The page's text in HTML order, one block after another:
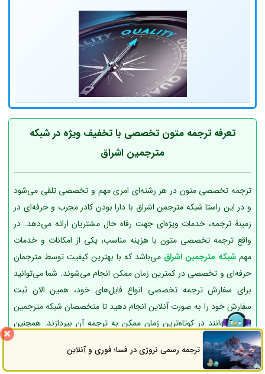
تعرفه ترجمه متون تخصصی با تخفیف ویژه در شبکه
مترجمین اشراق
ترجمه تخصصی متون در هر رشته‌ای امری مهم و تخصصی تلقی می‌شود
و در این راستا شبکه مترجمن اشراق با دارا بودن کادر مجرب و حرفه‌ای در
زمینهٔ ترجمه، خدمات ویژه‌ای جهت رفاه حال مشتریان ارائه می‌دهد. در
واقع ترجمه تخصصی متون با هزینه مناسب، یکی از امکانات و خدمات
مهم شبکه مترجمین اشراق می‌باشد که با بهترین کیفیت توسط مترجمان
حرفه‌ای و تخصصی در کمترین زمان ممکن انجام می‌شوند. شما می‌توانید
برای سفارش ترجمه تخصصی انواع فایل‌های خود، همین الان ثبت
سفارش خود را به‌ صورت آنلاین انجام دهید تا متخصصان شبکه مترجمین
اشراق بتوانند در کوتاه‌ترین زمان ممکن به ترجمه آن بپردازند. همچنین
تمامی سفارش‌ها در این موسسه، از جمله ترجمه تخصصی متون شامل
گارانتی ترجمه می‌باشند و در صورت عدم رضایت مشتری، فایل به مترجم
ترجمه رسمی نروژی در فسا؛ فوری و آنلاینراه های ارتباطی